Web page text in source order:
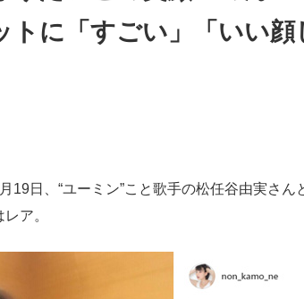
イト 企業向けIT製品の総合サイト IT
イト
の話題
トに「すごい」「いい顔
19日、“ユーミン”こと歌手の松任谷由実さん
ア。